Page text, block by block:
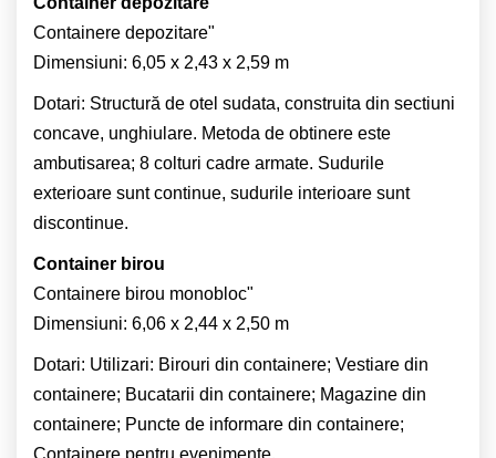
Containere depozitare"
Dimensiuni: 6,05 x 2,43 x 2,59 m
Dotari: Structură de otel sudata, construita din sectiuni
concave, unghiulare. Metoda de obtinere este
ambutisarea; 8 colturi cadre armate. Sudurile
exterioare sunt continue, sudurile interioare sunt
discontinue.
Container birou
Containere birou monobloc"
Dimensiuni: 6,06 x 2,44 x 2,50 m
Dotari: Utilizari: Birouri din containere; Vestiare din
containere; Bucatarii din containere; Magazine din
containere; Puncte de informare din containere;
Containere pentru evenimente.